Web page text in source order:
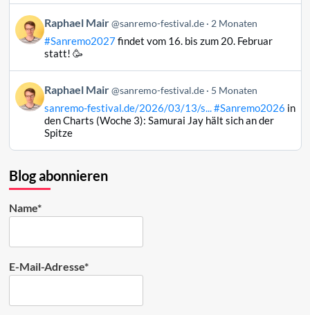
ansehen
Beitrag
von
Raphael
Bluesky
ansehen
Raphael Mair @sanremo-festival.de 2 Monaten
#Sanremo2027findet vom 16. bis zum 20. Februar
statt! 🥳
Beitrag
von
Raphael
ansehen
Raphael Mair @sanremo-festival.de 5 Monaten
sanremo-festival.de/2026/03/13/s...#Sanremo2026 in
den Charts (Woche 3): Samurai Jay hält sich an der
Spitze
Blog abonnieren
Name*
E-Mail-Adresse*